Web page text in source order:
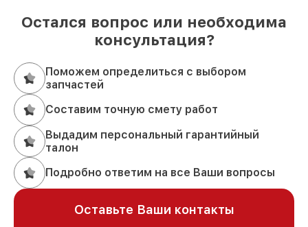
Остался вопрос или необходима
консультация?
Поможем определиться с выбором
запчастей
Составим точную смету работ
Выдадим персональный гарантийный
талон
Подробно ответим на все Ваши вопросы
Оставьте Ваши контакты